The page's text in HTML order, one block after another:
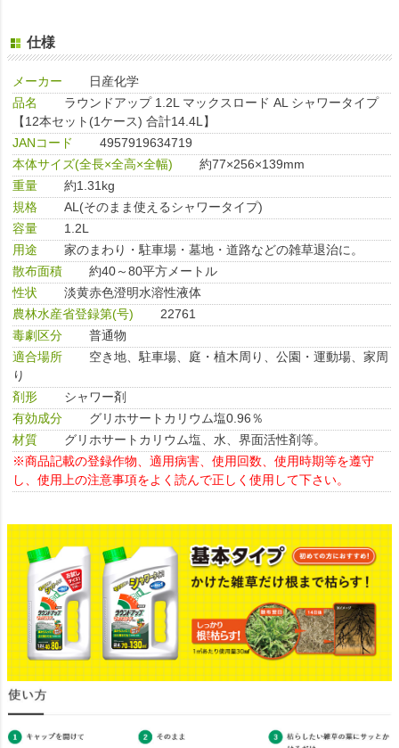
仕様
メーカー
日産化学
品名
ラウンドアップ 1.2L マックスロード AL シャワータイプ
【12本セット(1ケース) 合計14.4L】
JANコード
4957919634719
本体サイズ(全長×全高×全幅)
約77×256×139mm
重量
約1.31kg
規格
AL(そのまま使えるシャワータイプ)
容量
1.2L
用途
家のまわり・駐車場・墓地・道路などの雑草退治に。
散布面積
約40～80平方メートル
性状
淡黄赤色澄明水溶性液体
農林水産省登録第(号)
22761
毒劇区分
普通物
適合場所
空き地、駐車場、庭・植木周り、公園・運動場、家周
り
剤形
シャワー剤
有効成分
グリホサートカリウム塩0.96％
材質
グリホサートカリウム塩、水、界面活性剤等。
※商品記載の登録作物、適用病害、使用回数、使用時期等を遵守
し、使用上の注意事項をよく読んで正しく使用して下さい。